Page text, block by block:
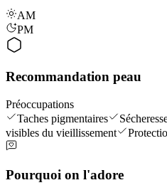
AM
PM
Recommandation peau
Préoccupations
Taches pigmentaires
visibles du vieillissement
Pourquoi on l'adore